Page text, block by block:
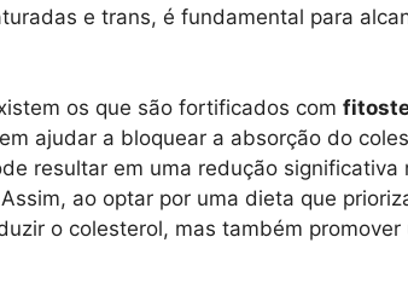
e trans, é fundamental para
os que são fortificados com
ajudar a bloquear a absorção do
resultar em uma redução significativa
ao optar por uma dieta que
o colesterol, mas também promover